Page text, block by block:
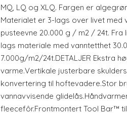
MQ, LQ og XLQ. Fargen er
Materialet er 3-lags over livet med
pusteevne 20.000 g / m2 / 24t.
lags materiale med vanntetthet
7.000g/m2/24t.DETALJER Ekstra
varme.Vertikale justerbare
konvertering til hoftevadere.Stor
vannavvisende
fleecefôr.Frontmontert Tool Bar™